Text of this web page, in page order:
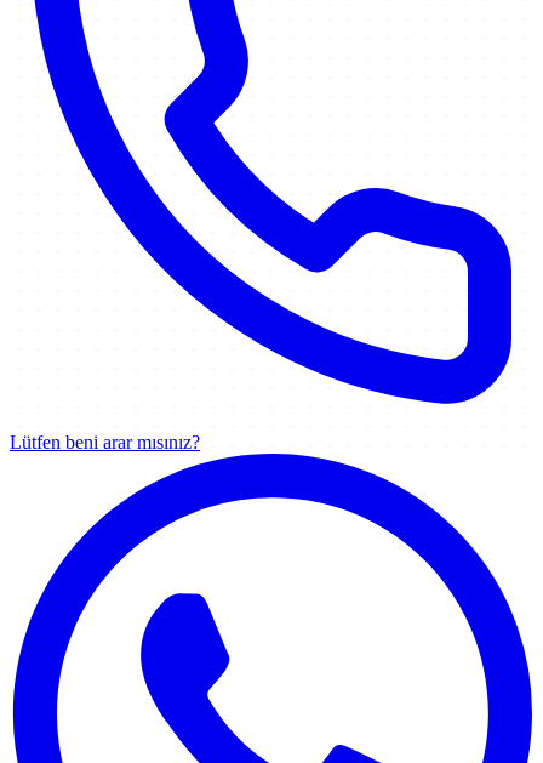
Lütfen beni arar mısınız?